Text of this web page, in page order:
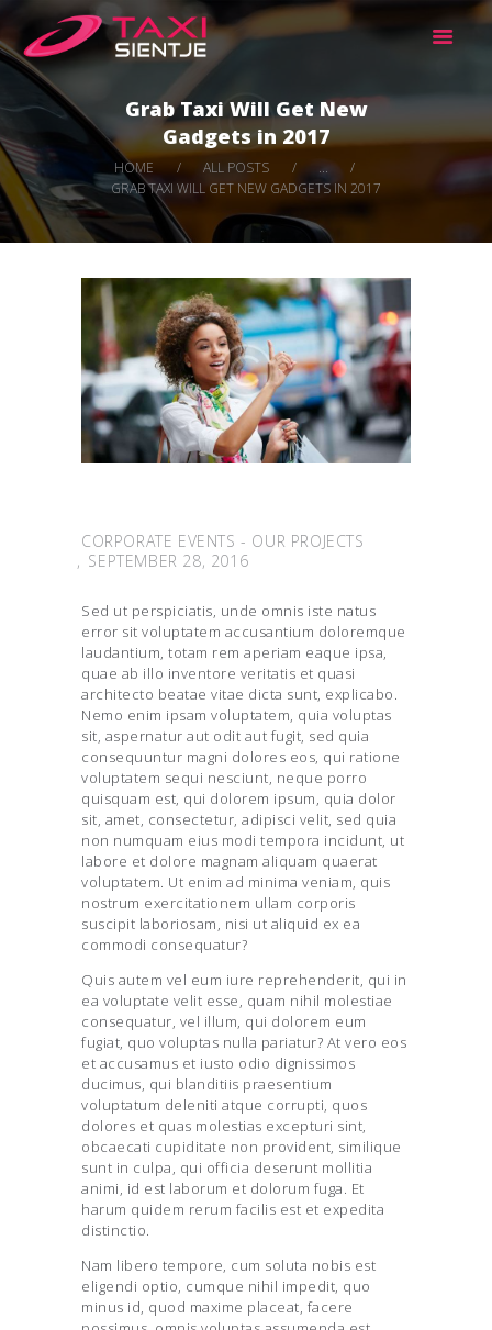
Grab Taxi Will Get New
Gadgets in 2017
HOME ALL POSTS
...
GRAB TAXI WILL GET NEW GADGETS IN 2017
TAXI SIENTJE
Vrouwentaxi
HOME
TAXIDIENSTEN
CONTACT
CORPORATE EVENTS - OUR PROJECTS
SEPTEMBER 28, 2016
Sed ut perspiciatis, unde omnis iste natus
error sit voluptatem accusantium doloremque
laudantium, totam rem aperiam eaque ipsa,
quae ab illo inventore veritatis et quasi
architecto beatae vitae dicta sunt, explicabo.
Nemo enim ipsam voluptatem, quia voluptas
sit, aspernatur aut odit aut fugit, sed quia
consequuntur magni dolores eos, qui ratione
voluptatem sequi nesciunt, neque porro
quisquam est, qui dolorem ipsum, quia dolor
sit, amet, consectetur, adipisci velit, sed quia
non numquam eius modi tempora incidunt, ut
labore et dolore magnam aliquam quaerat
voluptatem. Ut enim ad minima veniam, quis
nostrum exercitationem ullam corporis
suscipit laboriosam, nisi ut aliquid ex ea
commodi consequatur?
Quis autem vel eum iure reprehenderit, qui in
ea voluptate velit esse, quam nihil molestiae
consequatur, vel illum, qui dolorem eum
fugiat, quo voluptas nulla pariatur? At vero eos
et accusamus et iusto odio dignissimos
ducimus, qui blanditiis praesentium
voluptatum deleniti atque corrupti, quos
dolores et quas molestias excepturi sint,
obcaecati cupiditate non provident, similique
sunt in culpa, qui officia deserunt mollitia
animi, id est laborum et dolorum fuga. Et
harum quidem rerum facilis est et expedita
distinctio.
Nam libero tempore, cum soluta nobis est
eligendi optio, cumque nihil impedit, quo
minus id, quod maxime placeat, facere